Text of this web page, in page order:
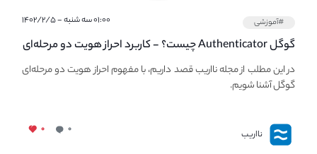
#آموزشی ۰۱:۰۰ سه شنبه - ۱۴۰۲/۲/۵
گوگل Authenticator چیست؟ - کاربرد احراز هویت دو مرحله‌ای
در صرافی ها و کیف پول های کریپتو
در این مطلب از مجله نااریب قصد داریم، با مفهوم احراز هویت دو مرحله‌ای
گوگل آشنا شویم.
نااریب ۰ ۰